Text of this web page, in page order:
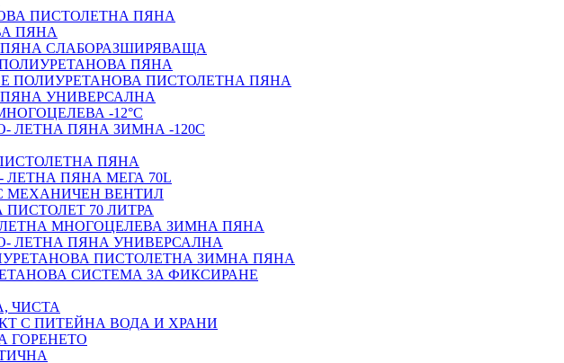
ПИСТОЛЕТНА ПЯНА
ПЯНА
ПЯНА СЛАБОРАЗШИРЯВАЩА
ПЯНА
ПОЛИУРЕТАНОВА ПИСТОЛЕТНА ПЯНА
УНИВЕРСАЛНА
-12°C
ЛЕТНА ПЯНА ЗИМНА -120С
ПЯНА
ЛЕТНА ПЯНА МЕГА 70L
МЕХАНИЧЕН ВЕНТИЛ
ПИСТОЛЕТ 70 ЛИТРА
МНОГОЦЕЛЕВА ЗИМНА ПЯНА
ЛЕТНА ПЯНА УНИВЕРСАЛНА
ПИСТОЛЕТНА ЗИМНА ПЯНА
СИСТЕМА ЗА ФИКСИРАНЕ
ЧИСТА
С ПИТЕЙНА ВОДА И ХРАНИ
ГОРЕНЕТО